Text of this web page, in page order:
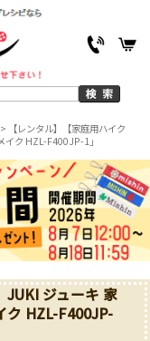
【レンタル】【家庭用ハイク
イク HZL-F400JP-1」
JUKI ジューキ 家
ク HZL-F400JP-